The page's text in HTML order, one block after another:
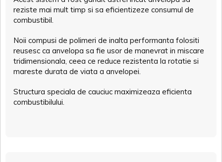
reziste mai mult timp si sa eficientizeze consumul de
combustibil.
Noii compusi de polimeri de inalta performanta folositi
reusesc ca anvelopa sa fie usor de manevrat in miscare
tridimensionala, ceea ce reduce rezistenta la rotatie si
mareste durata de viata a anvelopei.
Structura speciala de cauciuc maximizeaza eficienta
combustibilului.